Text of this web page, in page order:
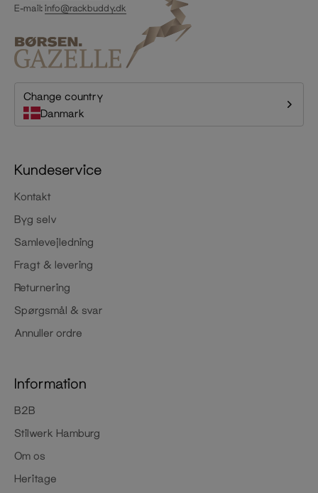
E-mail:info@rackbuddy.dk
Change country
Danmark
Kundeservice
Kontakt
Byg selv
Samlevejledning
Fragt & levering
Returnering
Spørgsmål & svar
Annuller ordre
Information
B2B
Stilwerk Hamburg
Om os
Heritage